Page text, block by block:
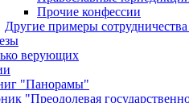
Прочие конфессии
Другие примеры
верующих
"Панорамы"
"Преодолевая